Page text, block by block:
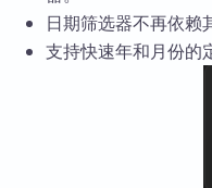
日期筛选器不再依赖
支持快速年和月份的